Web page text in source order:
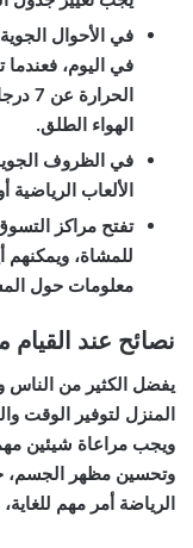
في الأحوال
في اليوم،
الهواء الطلق.
في الظروف
الألعاب الرياضية
تفتح مراكز
للمشاة، ويمكنهم
معلومات حول
نصائح عند
يفضل الكثير من الناس
المنزل لتوفير الوقت
ويجب مراعاة شيئين
وتحسين مظهر الجسم،
الرياضة أمر مهم